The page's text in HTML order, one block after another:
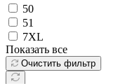
50
51
7XL
Показать все
Очистить фильтр